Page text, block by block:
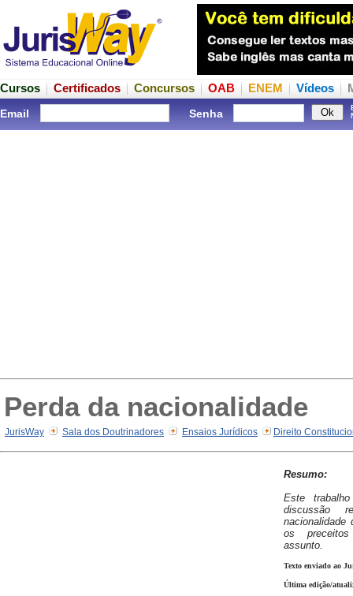
Cursos Certificados Concursos OAB ENEM Vídeos
Email Senha
Perda da nacionalidade
JurisWay Sala dos Doutrinadores Ensaios Jurídicos Direito
Resumo:
Este
discussão
nacionalidade
os
assunto.
Texto enviado ao
Última edição/